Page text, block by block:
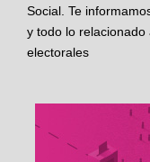
Social. Te
y todo lo
electorales